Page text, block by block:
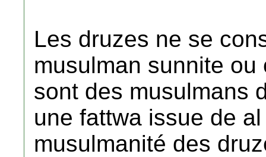
Les druzes ne se
musulman sunnite ou
sont des musulmans
une fattwa issue de
musulmanité des